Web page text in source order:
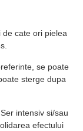
cate ori pielea
se poate
sterge dupa
intensiv si/sau
efectului